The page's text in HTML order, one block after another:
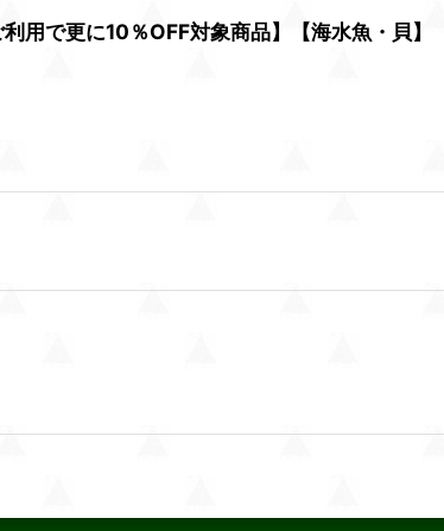
利用で更に10％OFF対象商品】【海水魚・貝